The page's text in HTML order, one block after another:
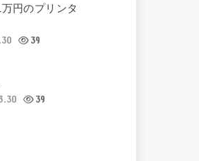
円のプリンタ
39
39